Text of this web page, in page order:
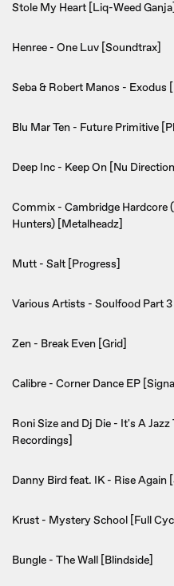
Stole My Heart [Liq-Weed Ganja]
Henree - One Luv [Soundtrax]
Seba & Robert Manos - Exodus
Blu Mar Ten - Future Primitive
Deep Inc - Keep On [Nu
Commix - Cambridge Hardcore
Hunters) [Metalheadz]
Mutt - Salt [Progress]
Various Artists - Soulfood Part
Zen - Break Even [Grid]
Calibre - Corner Dance EP
Roni Size and Dj Die - It's A
Recordings]
Danny Bird feat. IK - Rise Again
Krust - Mystery School [Full
Bungle - The Wall [Blindside]